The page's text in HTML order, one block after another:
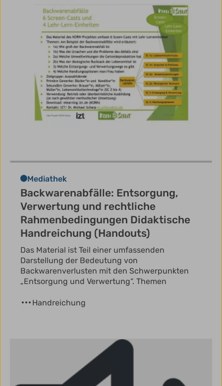
Mediathek
Backwarenabfälle: Entsorgung,
Verwertung und rechtliche
Rahmenbedingungen Didaktische
Handreichung (Handouts)
Das Material ist Teil einer umfassenden
Darstellung der Bedeutung von
Backwarenverlusten mit den Schwerpunkten
„Entsorgung und Verwertung“. Themen
Handreichung